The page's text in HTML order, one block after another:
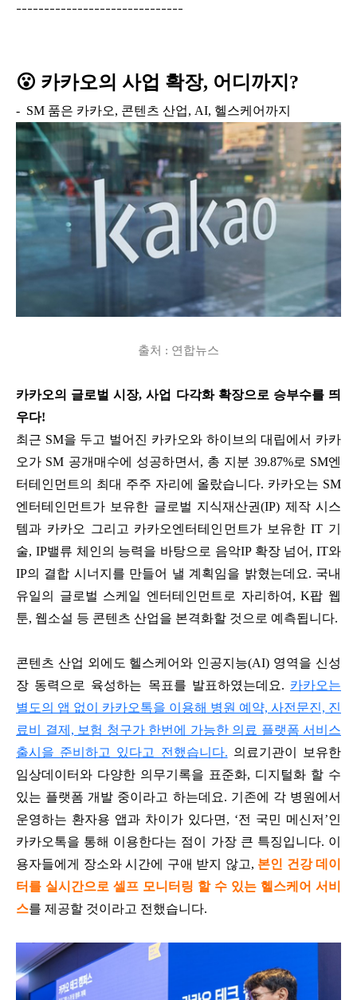
------------------------------
😮 카카오의 사업 확장, 어디까지?
- SM 품은 카카오, 콘텐츠 산업, AI, 헬스케어까지
출처 : 연합뉴스
카카오의 글로벌 시장, 사업 다각화 확장으로 승부수를 띄
우다!
최근 SM을 두고 벌어진 카카오와 하이브의 대립에서 카카
오가 SM 공개매수에 성공하면서, 총 지분 39.87%로 SM엔
터테인먼트의 최대 주주 자리에 올랐습니다. 카카오는 SM
엔터테인먼트가 보유한 글로벌 지식재산권(IP) 제작 시스
템과 카카오 그리고 카카오엔터테인먼트가 보유한 IT 기
술, IP밸류 체인의 능력을 바탕으로 음악IP 확장 넘어, IT와
IP의 결합 시너지를 만들어 낼 계획임을 밝혔는데요. 국내
유일의 글로벌 스케일 엔터테인먼트로 자리하여, K팝 웹
툰, 웹소설 등 콘텐츠 산업을 본격화할 것으로 예측됩니다.
콘텐츠 산업 외에도 헬스케어와 인공지능(AI) 영역을 신성
장 동력으로 육성하는 목표를 발표하였는데요. 카카오는
별도의 앱 없이 카카오톡을 이용해 병원 예약, 사전문진, 진
료비 결제, 보험 청구가 한번에 가능한 의료 플랫폼 서비스
출시을 준비하고 있다고 전했습니다. 의료기관이 보유한
임상데이터와 다양한 의무기록을 표준화, 디지털화 할 수
있는 플랫폼 개발 중이라고 하는데요. 기존에 각 병원에서
운영하는 환자용 앱과 차이가 있다면, ‘전 국민 메신저’인
카카오톡을 통해 이용한다는 점이 가장 큰 특징입니다. 이
용자들에게 장소와 시간에 구애 받지 않고, 본인 건강 데이
터를 실시간으로 셀프 모니터링 할 수 있는 헬스케어 서비
스를 제공할 것이라고 전했습니다.